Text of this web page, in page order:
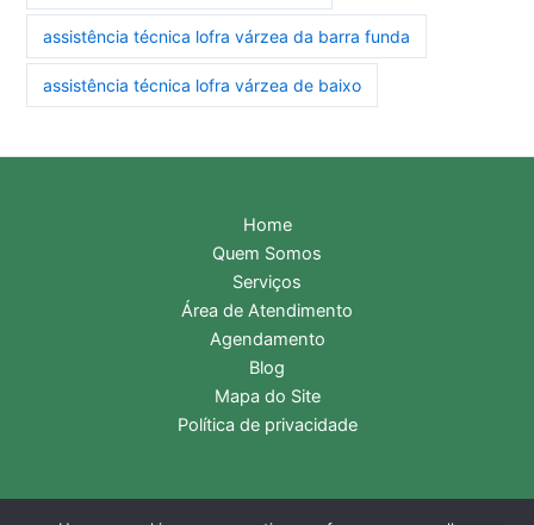
assistência técnica lofra várzea da barra funda
assistência técnica lofra várzea de baixo
Home
Quem Somos
Serviços
Área de Atendimento
Agendamento
Blog
Mapa do Site
Política de privacidade